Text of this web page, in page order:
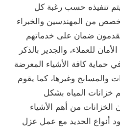
يتم تنفيذه حسب رغبة كل
من المهندسين والخبراء
ضمان على خدماتهم
للعملاء، والجدير بالذكر
حماية كافة الأشياء المعرضة
والمسابح وغيرها، كما يقوم
خزانات المياه بشكل
من أهم الأشياء
أنواع الحديد مع عمل عزل